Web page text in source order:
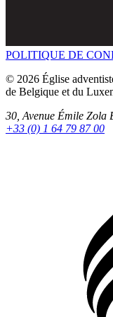
POLITIQUE DE
© 2026 Église
de Belgique et du
30, Avenue Émile Zola
+33 (0) 1 64 79 87 00